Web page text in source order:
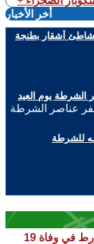
أخر الأخبار
أشقار بطنجة
يوم العيد
للشرطة
15 سنة سجنا لبائع مشروبات كحولية فاسدة تورط في وفاة 19